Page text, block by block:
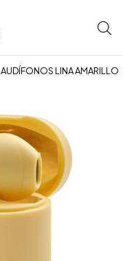
AUDÍFONOS LINA AMARILLO